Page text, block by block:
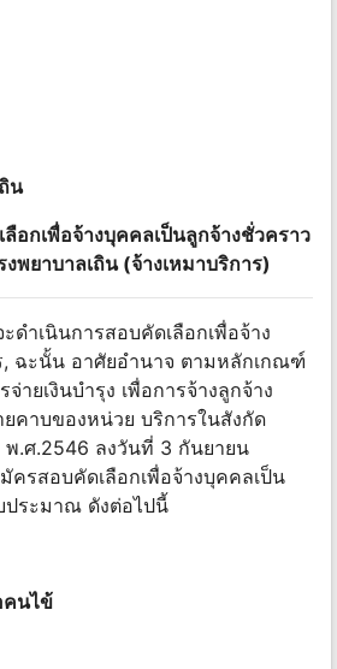
น
อกเพื่อจ้างบุคคลเป็นลูกจ้างชั่วคราว
พยาบาลเถิน (จ้างเหมาบริการ)
ดําเนินการสอบคัดเลือกเพื่อจ้าง
, ฉะนั้น อาศัยอํานาจ ตามหลักเกณฑ์
ายเงินบํารุง เพื่อการจ้างลูกจ้าง
คาบของหน่วย บริการในสังกัด
.ศ.2546 ลงวันที่ 3 กันยายน
ครสอบคัดเลือกเพื่อจ้างบุคคลเป็น
ประมาณ ดังต่อไปนี้
คนไข้